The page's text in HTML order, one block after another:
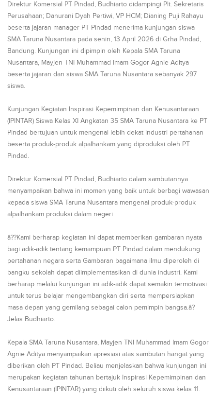
Direktur Komersial PT Pindad, Budhiarto didampingi Plt. Sekretaris
Perusahaan; Danurani Dyah Pertiwi, VP HCM; Dianing Puji Rahayu
beserta jajaran manager PT Pindad menerima kunjungan siswa
SMA Taruna Nusantara pada senin, 13 April 2026 di Grha Pindad,
Bandung. Kunjungan ini dipimpin oleh Kepala SMA Taruna
Nusantara, Mayjen TNI Muhammad Imam Gogor Agnie Aditya
beserta jajaran dan siswa SMA Taruna Nusantara sebanyak 297
siswa.
Kunjungan Kegiatan Inspirasi Kepemimpinan dan Kenusantaraan
(IPINTAR) Siswa Kelas XI Angkatan 35 SMA Taruna Nusantara ke PT
Pindad bertujuan untuk mengenal lebih dekat industri pertahanan
beserta produk-produk alpalhankam yang diproduksi oleh PT
Pindad.
Direktur Komersial PT Pindad, Budhiarto dalam sambutannya
menyampaikan bahwa ini momen yang baik untuk berbagi wawasan
kepada siswa SMA Taruna Nusantara mengenai produk-produk
alpalhankam produksi dalam negeri.
â??Kami berharap kegiatan ini dapat memberikan gambaran nyata
bagi adik-adik tentang kemampuan PT Pindad dalam mendukung
pertahanan negara serta Gambaran bagaimana ilmu diperoleh di
bangku sekolah dapat diimplementasikan di dunia industri. Kami
berharap melalui kunjungan ini adik-adik dapat semakin termotivasi
untuk terus belajar mengembangkan diri serta mempersiapkan
masa depan yang gemilang sebagai calon pemimpin bangsa.â?
Jelas Budhiarto.
Kepala SMA Taruna Nusantara, Mayjen TNI Muhammad Imam Gogor
Agnie Aditya menyampaikan apresiasi atas sambutan hangat yang
diberikan oleh PT Pindad. Beliau menjelaskan bahwa kunjungan ini
merupakan kegiatan tahunan bertajuk Inspirasi Kepemimpinan dan
Kenusantaraan (IPINTAR) yang diikuti oleh seluruh siswa kelas 11.